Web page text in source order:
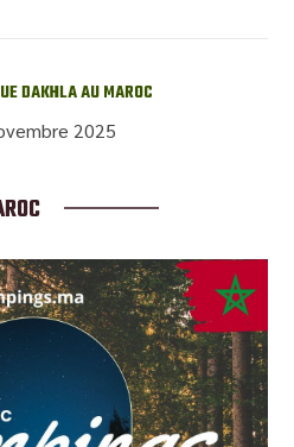
DAKHLA AU MAROC
2025